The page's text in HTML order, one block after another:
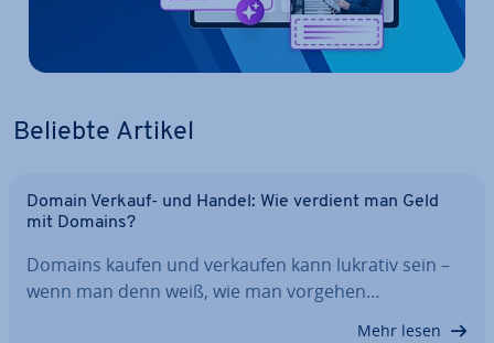
Beliebte Artikel
Domain Verkauf- und Handel: Wie verdient man Geld
mit Domains?
Domains kaufen und verkaufen kann lukrativ sein –
wenn man denn weiß, wie man vorgehen…
Mehr lesen